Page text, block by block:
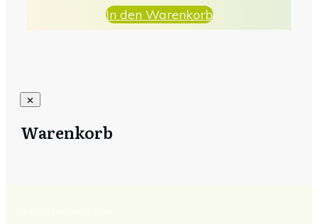
In den Warenkorb
Warenkorb